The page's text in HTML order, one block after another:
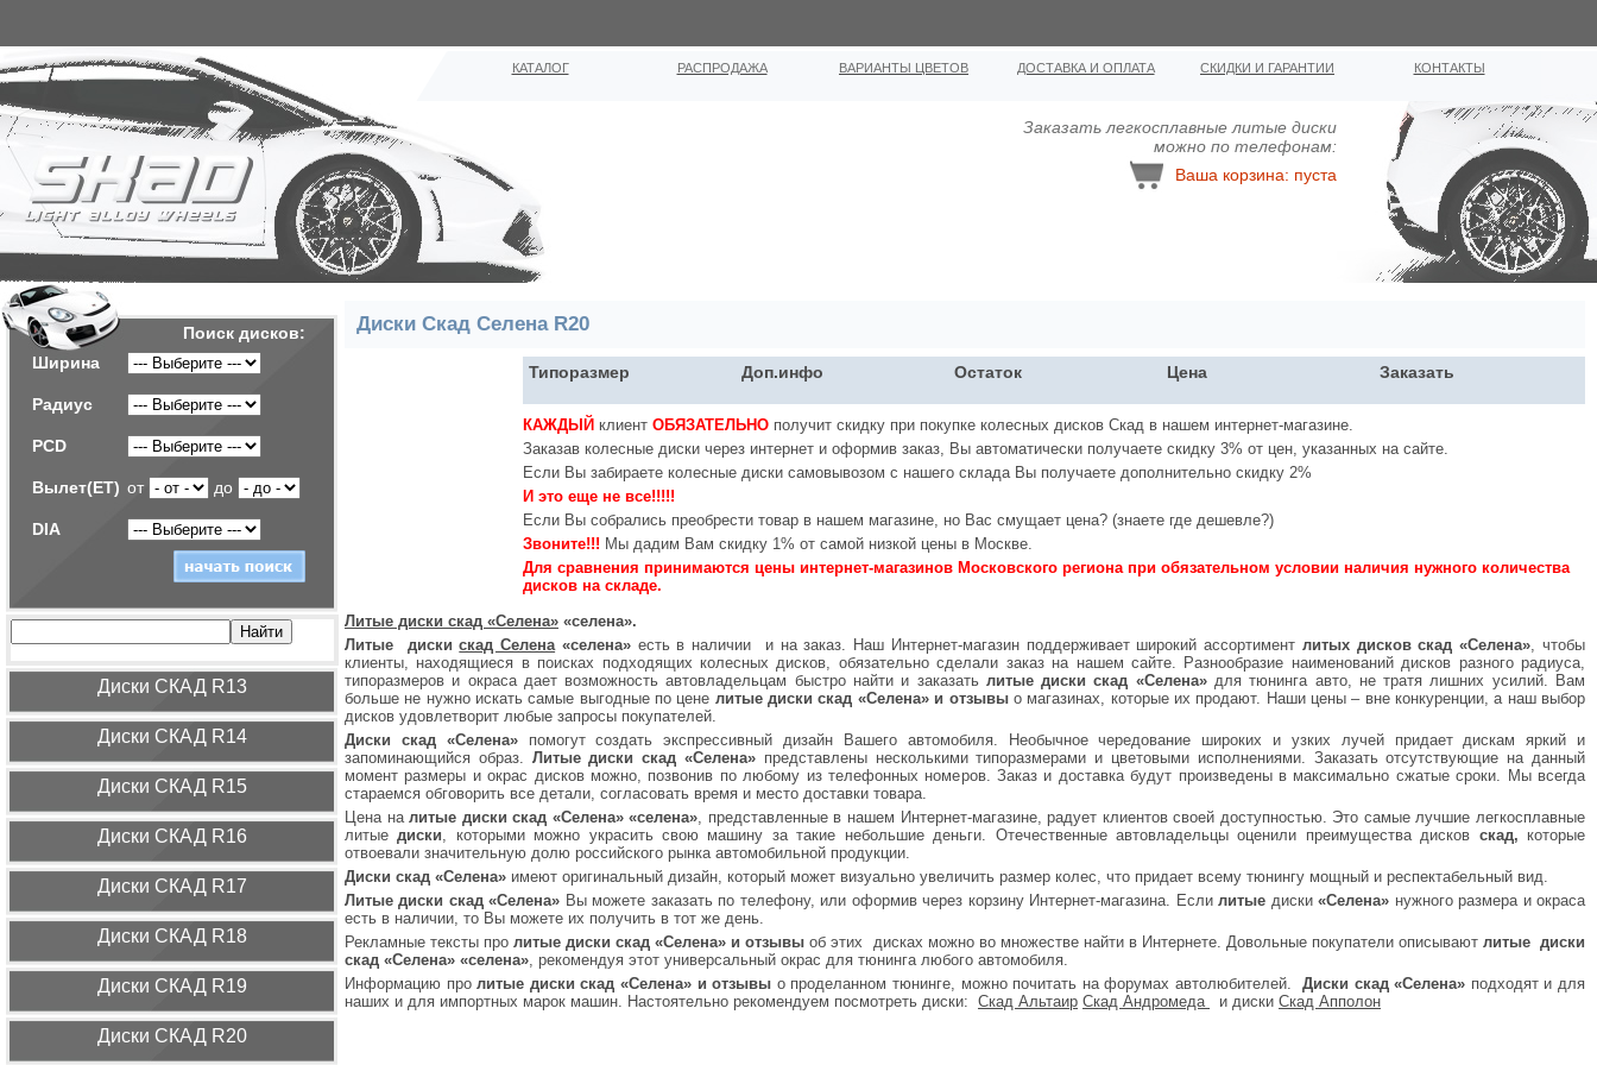
КАТАЛОГ РАСПРОДАЖА ВАРИАНТЫ ЦВЕТОВ ДОСТАВКА И ОПЛАТА СКИДКИ И ГАРАНТИИ КОНТАКТЫ
Заказать легкосплавные литыe диcки
можно по телефонам:
Ваша корзина: пуста
Поиск дисков:
Ширина
Радиус
PCD
Вылет(ET) от до
DIA
Диcки СКАД R13
Диcки СКАД R14
Диcки СКАД R15
Диcки СКАД R16
Диcки СКАД R17
Диcки СКАД R18
Диcки СКАД R19
Диcки СКАД R20
Диски Скад Селена R20
Типоразмер Доп.инфо Остаток Цена Заказать
КАЖДЫЙ клиент ОБЯЗАТЕЛЬНО получит скидку при покупке колесных дисков Скад в нашем интернет-магазине.
Заказав колесные диски через интернет и оформив заказ, Вы автоматически получаете скидку 3% от цен, указанных на сайте.
Если Вы забираете колесные диски самовывозом с нашего склада Вы получаете дополнительно скидку 2%
И это еще не все!!!!!
Если Вы собрались преобрести товар в нашем магазине, но Вас смущает цена? (знаете где дешевле?)
Звоните!!! Мы дадим Вам скидку 1% от самой низкой цены в Москве.
Для сравнения принимаются цены интернет-магазинов Московского региона при обязательном условии наличия нужного количества
дисков на складе.
Литые диски скад «Селена» «селена».
Литые дискискад Селена«селена»есть в наличии и на заказ. Наш Интернет-магазин поддерживает широкий ассортимент литых дисков скад «Селена», чтобы
клиенты, находящиеся в поисках подходящих колесных дисков, обязательно сделали заказ на нашем сайте. Разнообразие наименований дисков разного радиуса,
типоразмеров и окраса дает возможность автовладельцам быстро найти и заказать литые диски скад «Селена»для тюнинга авто, не тратя лишних усилий. Вам
больше не нужно искать самые выгодные по цене литые диски скад «Селена» и отзывы о магазинах, которые их продают. Наши цены – вне конкуренции, а наш выбор
дисков удовлетворит любые запросы покупателей.
Диски скад «Селена»помогут создать экспрессивный дизайн Вашего автомобиля. Необычное чередование широких и узких лучей придает дискам яркий и
запоминающийся образ. Литые диски скад «Селена» представлены несколькими типоразмерами и цветовыми исполнениями. Заказать отсутствующие на данный
момент размеры и окрас дисков можно, позвонив по любому из телефонных номеров. Заказ и доставка будут произведены в максимально сжатые сроки. Мы всегда
стараемся обговорить все детали, согласовать время и место доставки товара.
Цена налитые диски скад «Селена» «селена», представленные в нашем Интернет-магазине, радует клиентов своей доступностью. Это самые лучшие легкосплавные
литыедиски, которыми можно украсить свою машину за такие небольшие деньги. Отечественные автовладельцы оценили преимущества дисков скад, которые
отвоевали значительную долю российского рынка автомобильной продукции.
Диски скад «Селена» имеют оригинальный дизайн, который может визуально увеличить размер колес, что придает всему тюнингу мощный и респектабельный вид.
Литые диски скад «Селена» Вы можете заказать по телефону, или оформив через корзину Интернет-магазина. Еслилитые диски«Селена» нужного размера и окраса
есть в наличии, то Вы можете их получить в тот же день.
Рекламные тексты пролитые диски скад «Селена» и отзывыоб этих дисках можно во множестве найти в Интернете. Довольные покупатели описывают литые диски
скад «Селена» «селена», рекомендуя этот универсальный окрас для тюнинга любого автомобиля.
Информацию пролитые диски скад «Селена» и отзывы о проделанном тюнинге, можно почитать на форумах автолюбителей.Диски скад «Селена» подходят и для
наших и для импортных марок машин. Настоятельно рекомендуем посмотреть диски: Скад Альтаир Скад Андромеда и диски Скад Апполон